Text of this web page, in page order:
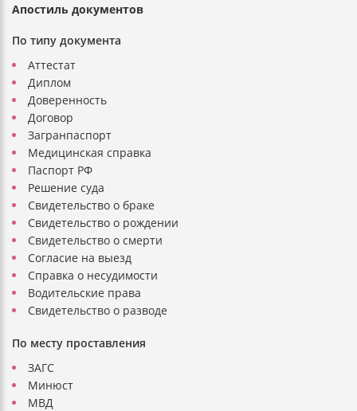
Апостиль документов
По типу документа
Аттестат
Диплом
Доверенность
Договор
Загранпаспорт
Медицинская справка
Паспорт РФ
Решение суда
Свидетельство о браке
Свидетельство о рождении
Свидетельство о смерти
Согласие на выезд
Справка о несудимости
Водительские права
Свидетельство о разводе
По месту проставления
ЗАГС
Минюст
МВД